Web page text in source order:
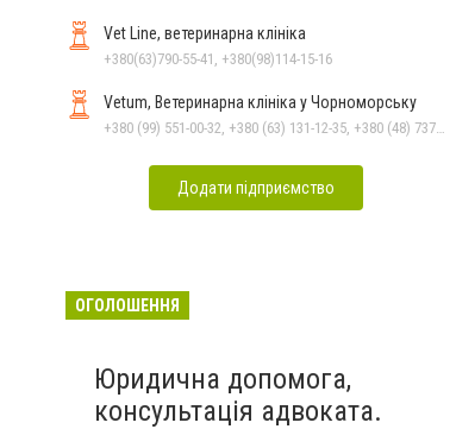
Vet Line, ветеринарна клініка
+380(63)790-55-41, +380(98)114-15-16
Vetum, Ветеринарна клініка у Чорноморську
Додати підприємство
ОГОЛОШЕННЯ
Юридична допомога,
консультація адвоката.